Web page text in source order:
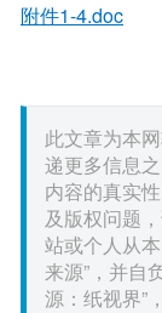
附件1-4.doc
此文章为本
递更多信息
内容的真实
及版权问题
站或个人从
来源”，并自
源：纸视界”